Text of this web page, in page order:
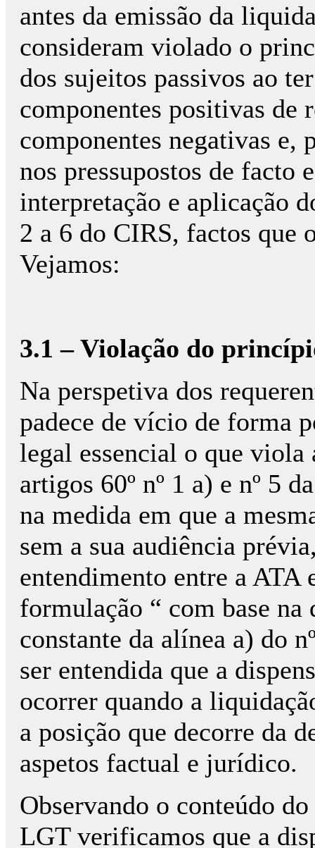
antes da emissão da
consideram violado o
dos sujeitos passivos ao
componentes positivas de
componentes negativas
nos pressupostos de facto
interpretação e aplicação
2 a 6 do CIRS, factos que
Vejamos:
3.1 – Violação do
Na perspetiva dos
padece de vício de forma
legal essencial o que viola
artigos 60º nº 1 a) e nº 5
na medida em que a
sem a sua audiência
entendimento entre a ATA
formulação “ com base
constante da alínea a) do
ser entendida que a
ocorrer quando a
a posição que decorre da
aspetos factual e jurídico.
Observando o conteúdo
LGT verificamos que a